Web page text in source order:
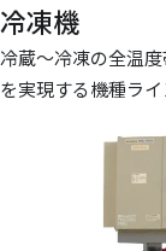
冷凍機
冷蔵～冷凍の全温
を実現する機種ラ